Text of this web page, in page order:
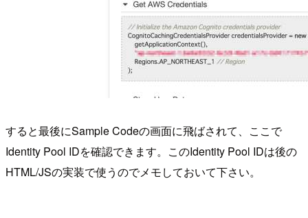
すると最後にSample Codeの画面に飛ばされて、ここで
Identity Pool IDを確認できます。このIdentity Pool IDは後の
HTML/JSの実装で使うのでメモしておいて下さい。